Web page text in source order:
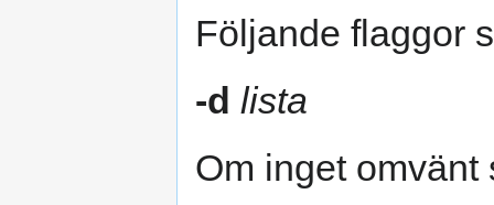
Följande flaggor
-d lista
Om inget